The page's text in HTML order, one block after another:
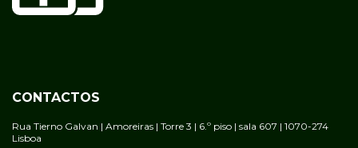
CONTACTOS
Rua Tierno Galvan | Amoreiras | Torre 3 | 6.º piso | sala 607 | 1070-274
Lisboa